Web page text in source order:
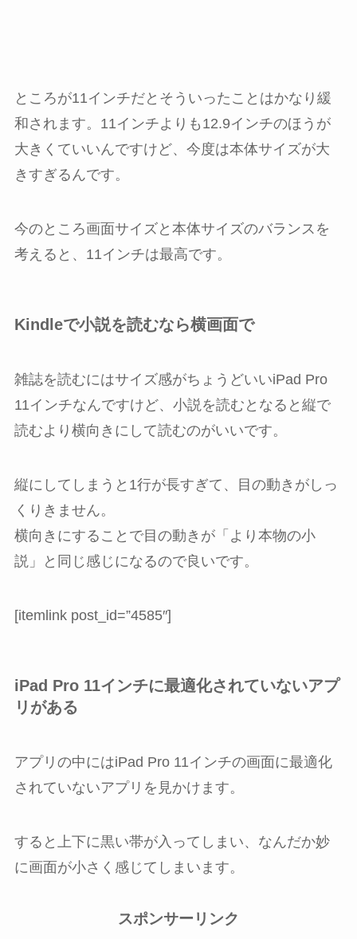
ところが11インチだとそういったことはかなり緩
和されます。11インチよりも12.9インチのほうが
大きくていいんですけど、今度は本体サイズが大
きすぎるんです。
今のところ画面サイズと本体サイズのバランスを
考えると、11インチは最高です。
Kindleで小説を読むなら横画面で
雑誌を読むにはサイズ感がちょうどいいiPad Pro
11インチなんですけど、小説を読むとなると縦で
読むより横向きにして読むのがいいです。
縦にしてしまうと1行が長すぎて、目の動きがしっ
くりきません。
横向きにすることで目の動きが「より本物の小
説」と同じ感じになるので良いです。
[itemlink post_id=”4585″]
iPad Pro 11インチに最適化されていないアプ
リがある
アプリの中にはiPad Pro 11インチの画面に最適化
されていないアプリを見かけます。
すると上下に黒い帯が入ってしまい、なんだか妙
に画面が小さく感じてしまいます。
スポンサーリンク